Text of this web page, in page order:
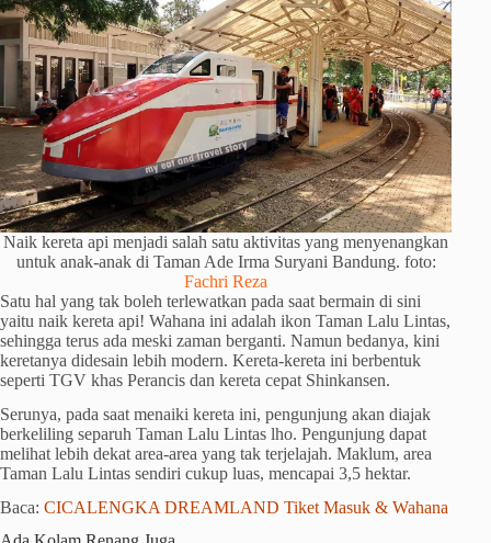
Naik kereta api menjadi salah satu aktivitas yang menyenangkan
untuk anak-anak di Taman Ade Irma Suryani Bandung. foto:
Fachri Reza
Satu hal yang tak boleh terlewatkan pada saat bermain di sini
yaitu naik kereta api! Wahana ini adalah ikon Taman Lalu Lintas,
sehingga terus ada meski zaman berganti. Namun bedanya, kini
keretanya didesain lebih modern. Kereta-kereta ini berbentuk
seperti TGV khas Perancis dan kereta cepat Shinkansen.
Serunya, pada saat menaiki kereta ini, pengunjung akan diajak
berkeliling separuh Taman Lalu Lintas lho. Pengunjung dapat
melihat lebih dekat area-area yang tak terjelajah. Maklum, area
Taman Lalu Lintas sendiri cukup luas, mencapai 3,5 hektar.
Baca: CICALENGKA DREAMLAND Tiket Masuk & Wahana